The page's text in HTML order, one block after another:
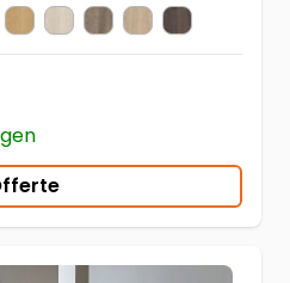
Warm Naturel
Eik Lichtgrijs
Eik Beige
Woestijn Eik Licht Natuur
Woestijn Eik Geborsteld
MJ3546 Bosland Eik Natuur
MJ3554 Vallei Eik
MJ3548 Bosland Eik
MJ3555 Vallei
MJ3553